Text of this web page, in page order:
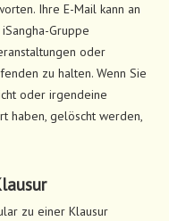
Ihre E-Mail kann an
Gruppe
oder
zu halten. Wenn Sie
oder irgendeine
haben, gelöscht werden,
zu einer Klausur